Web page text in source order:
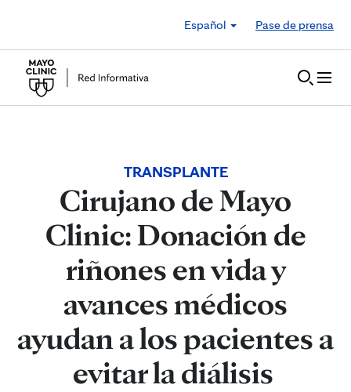
Español
Pase de prensa
TRANSPLANTE
Cirujano de Mayo
Clinic: Donación de
riñones en vida y
avances médicos
ayudan a los pacientes a
evitar la diálisis